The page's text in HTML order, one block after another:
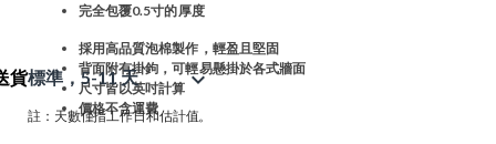
完全包覆0.5寸的厚度
採用高品質泡棉製作，輕盈且堅固
背面附有掛鉤，可輕易懸掛於各式牆面
尺寸皆以英吋計算
價格不含運費
貨標準，5-11 天 expand_more
註：天數僅指工作日和估計值。